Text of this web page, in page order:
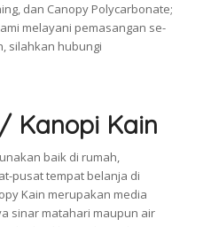
dan Canopy Polycarbonate;
melayani pemasangan se-
silahkan hubungi
Kanopi Kain
baik di rumah,
pusat tempat belanja di
Kain merupakan media
sinar matahari maupun air